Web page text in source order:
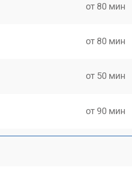
от 80 мин
от 80 мин
от 50 мин
от 90 мин